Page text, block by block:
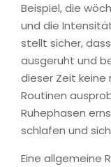
Beispiel, die
und die
stellt sicher,
ausgeruht und
dieser Zeit
Routinen
Ruhephasen
schlafen und
Eine allgemeine